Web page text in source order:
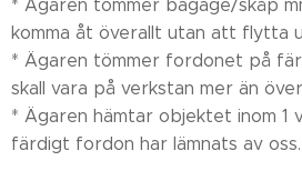
* Ägaren tömmer bagage/skåp
komma åt överallt utan att flytta
* Ägaren tömmer fordonet på
skall vara på verkstan mer än
* Ägaren hämtar objektet inom 1
färdigt fordon har lämnats av oss.